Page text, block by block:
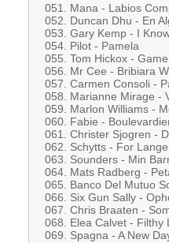
051. Mana - Labios
052. Duncan Dhu - En
053. Gary Kemp - I
054. Pilot - Pamela
055. Tom Hickox -
056. Mr Cee - Bribiara
057. Carmen Consoli -
058. Marianne Mirage -
059. Marlon Williams -
060. Fabie -
061. Christer Sjogren -
062. Schytts - For
063. Sounders - Min
064. Mats Radberg -
065. Banco Del Mutuo
066. Six Gun Sally -
067. Chris Braaten -
068. Elea Calvet - Filthy
069. Spagna - A New